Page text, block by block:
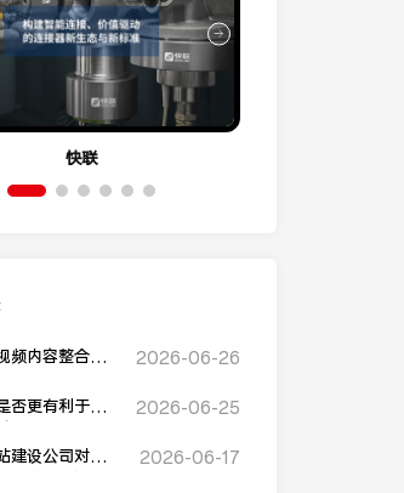
快联
频内容整合到
2026-06-26
否更有利于
2026-06-25
建设公司对
2026-06-17